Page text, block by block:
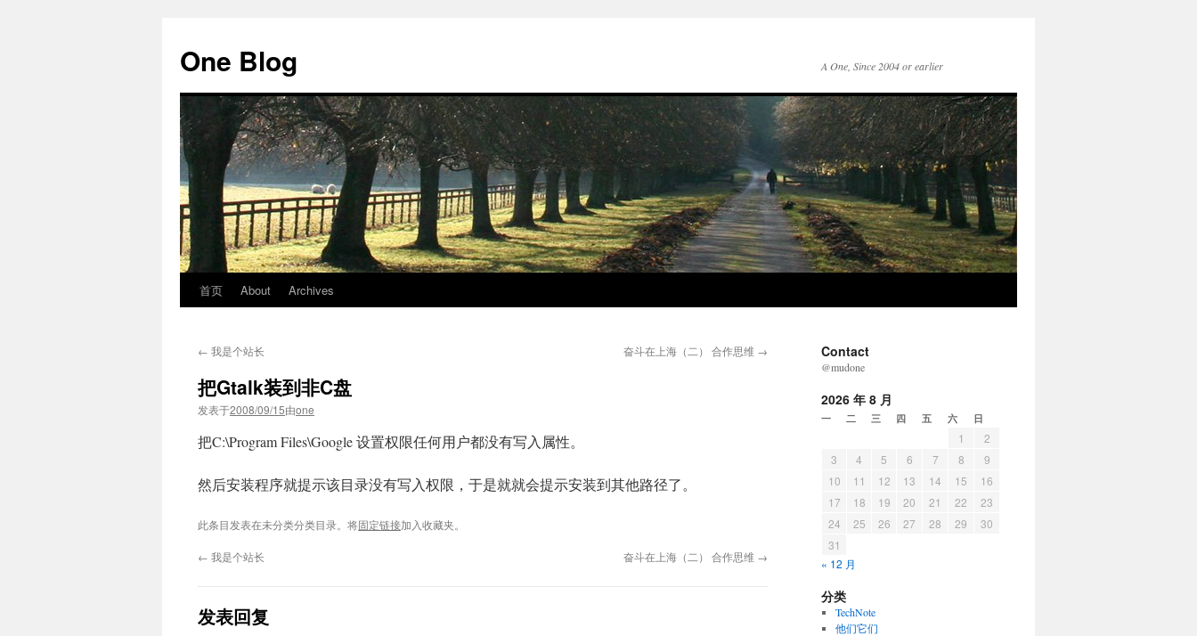
正
文
One Blog A One, Since 2004 or earlier
首页 About Archives
← 我是个站长 奋斗在上海（二） 合作思维 →
把Gtalk装到非C盘
发表于2008/09/15由one
把C:\Program Files\Google 设置权限任何用户都没有写入属性。
然后安装程序就提示该目录没有写入权限，于是就就会提示安装到其他路径了。
此条目发表在未分类分类目录。将固定链接加入收藏夹。
← 我是个站长 奋斗在上海（二） 合作思维 →
发表回复
Contact
@mudone
2026 年 8 月
一 二 三 四 五 六 日
1
2
3
4 5 6 7 8
9
10
11 12 13 14 15
16
17
18 19 20 21 22
23
24
25 26 27 28 29
30
31
« 12 月
分类
TechNote
他们它们